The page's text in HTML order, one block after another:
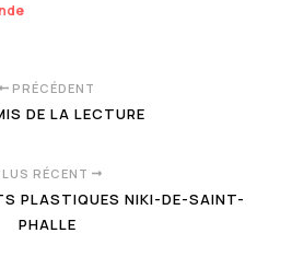
PRÉCÉDENT
DE LA LECTURE
RÉCENT
PLASTIQUES NIKI-DE-SAINT-
PHALLE